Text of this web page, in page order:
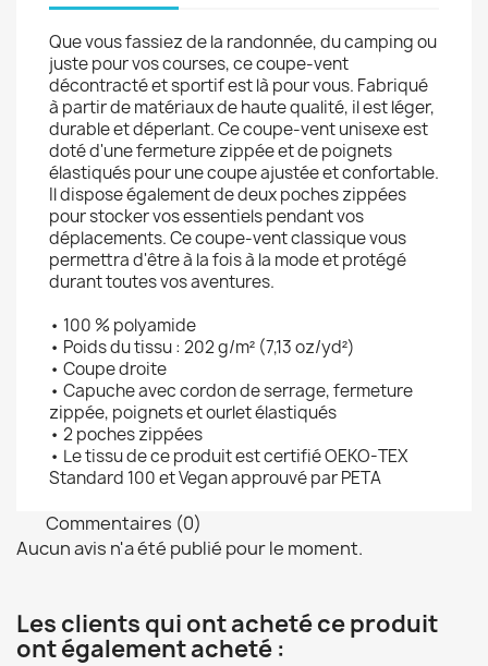
Que vous fassiez de la randonnée, du camping ou
juste pour vos courses, ce coupe-vent
décontracté et sportif est là pour vous. Fabriqué
à partir de matériaux de haute qualité, il est léger,
durable et déperlant. Ce coupe-vent unisexe est
doté d'une fermeture zippée et de poignets
élastiqués pour une coupe ajustée et confortable.
Il dispose également de deux poches zippées
pour stocker vos essentiels pendant vos
déplacements. Ce coupe-vent classique vous
permettra d'être à la fois à la mode et protégé
durant toutes vos aventures.
• 100 % polyamide
• Poids du tissu : 202 g/m² (7,13 oz/yd²)
• Coupe droite
• Capuche avec cordon de serrage, fermeture
zippée, poignets et ourlet élastiqués
• 2 poches zippées
• Le tissu de ce produit est certifié OEKO-TEX
Standard 100 et Vegan approuvé par PETA
Commentaires (0)
Aucun avis n'a été publié pour le moment.
Les clients qui ont acheté ce produit
ont également acheté :